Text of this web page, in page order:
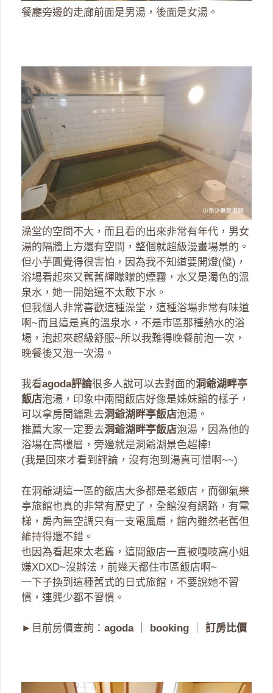
餐廳旁邊的走廊前面是男湯，後面是女湯。
澡堂的空間不大，而且看的出來非常有年代，男女
湯的隔牆上方還有空間，整個就超級漫畫場景的。
但小芋圓覺得很害怕，因為我不知道要開燈(傻)，
浴場看起來又舊舊輝矇矇的煙霧，水又是濁色的溫
泉水，她一開始還不太敢下水。
但我個人非常喜歡這種澡堂，這種浴場非常有味道
啊~而且這是真的溫泉水，不是市區那種熱水的浴
場，泡起來超級舒服~所以我難得晚餐前泡一次，
晚餐後又泡一次湯。
我看agoda評論很多人說可以去對面的洞爺湖畔亭
飯店泡湯，印象中兩間飯店好像是姊妹館的樣子，
可以拿房間鑰匙去洞爺湖畔亭飯店泡湯。
推薦大家一定要去洞爺湖畔亭飯店泡湯，因為他的
浴場在高樓層，旁邊就是洞爺湖景色超棒!
(我是回來才看到評論，沒有泡到湯真可惜啊~~)
在洞爺湖這一區的飯店大多都是老飯店，而御氣樂
亭旅館也真的非常有歷史了，全館沒有網路，有電
梯，房內無空調只有一支電風扇，館內雖然老舊但
維持得還不錯。
也因為看起來太老舊，這間飯店一直被嘎吱窩小姐
嫌XDXD~沒辦法，前幾天都住市區飯店啊~
一下子換到這種舊式的日式旅館，不要說她不習
慣，連龔少都不習慣。
►目前房價查詢： agoda｜ booking 訂房比價